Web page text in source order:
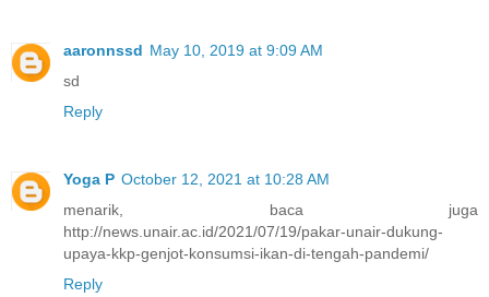
aaronnssd May 10, 2019 at 9:09 AM
sd
Reply
Yoga P October 12, 2021 at 10:28 AM
menarik, baca juga
http://news.unair.ac.id/2021/07/19/pakar-unair-dukung-
upaya-kkp-genjot-konsumsi-ikan-di-tengah-pandemi/
Reply